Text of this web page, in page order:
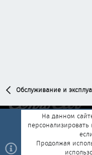
Обслуживание и
Обратная связь
Условия
Политика
На данном
персонализировать
Продолжая